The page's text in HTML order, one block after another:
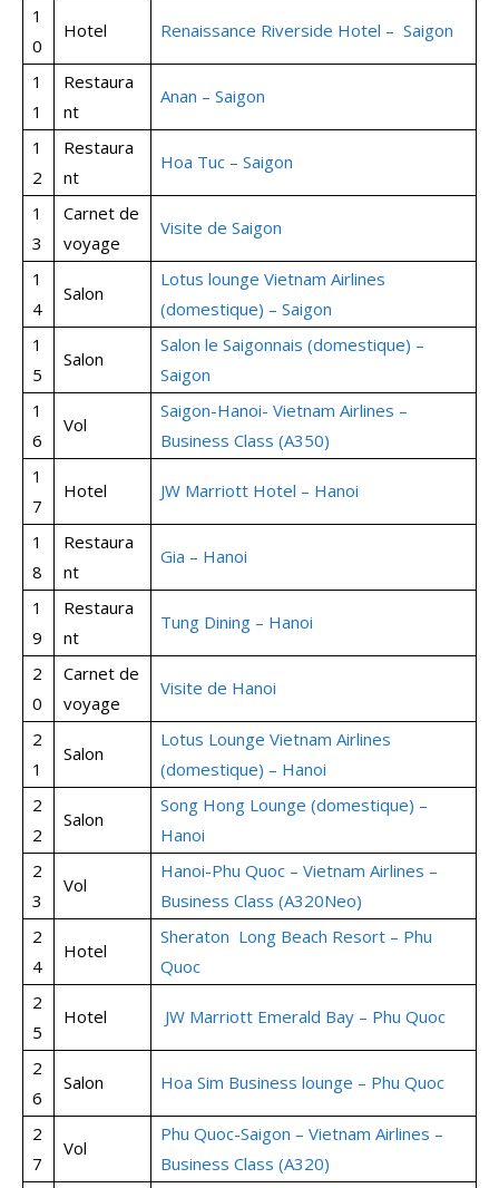
1
0
Hotel Renaissance Riverside Hotel – Saigon
1
1
Restaura
nt
Anan – Saigon
1
2
Restaura
nt
Hoa Tuc – Saigon
1
3
Carnet de
voyage
Visite de Saigon
1
4
Salon
Lotus lounge Vietnam Airlines
(domestique) – Saigon
1
5
Salon
Salon le Saigonnais (domestique) –
Saigon
1
6
Vol
Saigon-Hanoi- Vietnam Airlines –
Business Class (A350)
1
7
Hotel JW Marriott Hotel – Hanoi
1
8
Restaura
nt
Gia – Hanoi
1
9
Restaura
nt
Tung Dining – Hanoi
2
0
Carnet de
voyage
Visite de Hanoi
2
1
Salon
Lotus Lounge Vietnam Airlines
(domestique) – Hanoi
2
2
Salon
Song Hong Lounge (domestique) –
Hanoi
2
3
Vol
Hanoi-Phu Quoc – Vietnam Airlines –
Business Class (A320Neo)
2
4
Hotel
Sheraton Long Beach Resort – Phu
Quoc
2
5
Hotel JW Marriott Emerald Bay – Phu Quoc
2
6
Salon Hoa Sim Business lounge – Phu Quoc
2
7
Vol
Phu Quoc-Saigon – Vietnam Airlines –
Business Class (A320)